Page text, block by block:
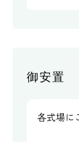
御安置
各式場に